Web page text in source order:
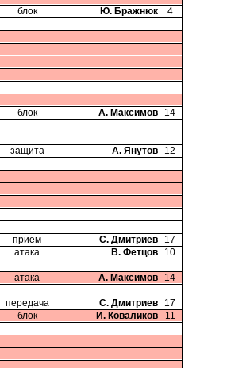
блок Ю. Бражнюк
4
блок А. Максимов
14
защита А. Янутов
12
приём С. Дмитриев
17
атака В. Фетцов
10
атака А. Максимов
14
передача С. Дмитриев
17
блок И. Коваликов
11